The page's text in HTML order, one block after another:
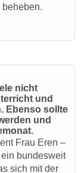
nicht
und
Ebenso sollte
und
Frau Eren –
bundesweit
sich mit der